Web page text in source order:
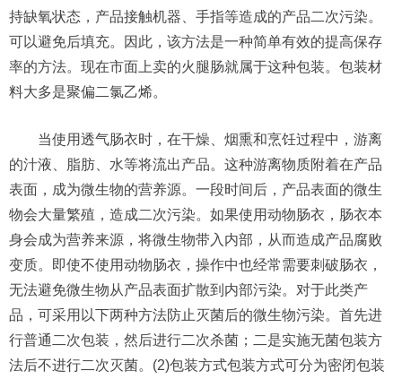
持缺氧状态，产品接触机器、手指等造成的产品二次污染。
可以避免后填充。因此，该方法是一种简单有效的提高保存
率的方法。现在市面上卖的火腿肠就属于这种包装。包装材
料大多是聚偏二氯乙烯。
当使用透气肠衣时，在干燥、烟熏和烹饪过程中，游离
的汁液、脂肪、水等将流出产品。这种游离物质附着在产品
表面，成为微生物的营养源。一段时间后，产品表面的微生
物会大量繁殖，造成二次污染。如果使用动物肠衣，肠衣本
身会成为营养来源，将微生物带入内部，从而造成产品腐败
变质。即使不使用动物肠衣，操作中也经常需要刺破肠衣，
无法避免微生物从产品表面扩散到内部污染。对于此类产
品，可采用以下两种方法防止灭菌后的微生物污染。首先进
行普通二次包装，然后进行二次杀菌；二是实施无菌包装方
法后不进行二次灭菌。(2)包装方式包装方式可分为密闭包装